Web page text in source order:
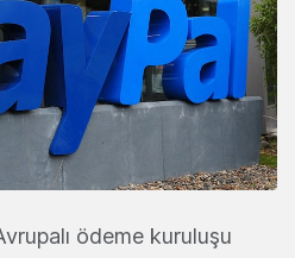
ödeme kuruluşu